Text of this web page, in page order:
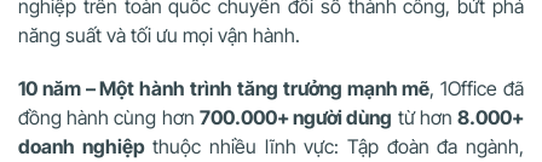
nghiệp trên toàn quốc chuyển đổi số thành công, bứt phá
năng suất và tối ưu mọi vận hành.
10 năm – Một hành trình tăng trưởng mạnh mẽ, 1Office đã
đồng hành cùng hơn 700.000+ người dùng từ hơn8.000+
doanh nghiệpthuộc nhiều lĩnh vực: Tập đoàn đa ngành,